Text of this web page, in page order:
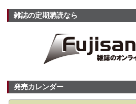
雑誌の定期購読なら
発売カレンダー